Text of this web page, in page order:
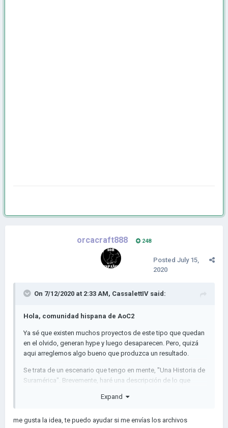
orcacraft888 248
Posted July 15,
2020
On 7/12/2020 at 2:33 AM, CassalettIV said:
Hola, comunidad hispana de AoC2
Ya sé que existen muchos proyectos de este tipo que quedan
en el olvido, generan hype y luego desaparecen. Pero, quizá
aqui arreglemos algo bueno que produzca un resultado.
Se trata de un escenario que tengo en mente, "Una Historia de
Suramérica". Brevemente, haré una descripción de lo que
parte sólo en suramérica y Panamá. La historia comienza en el
Expand
me gusta la idea, te puedo ayudar si me envías los archivos